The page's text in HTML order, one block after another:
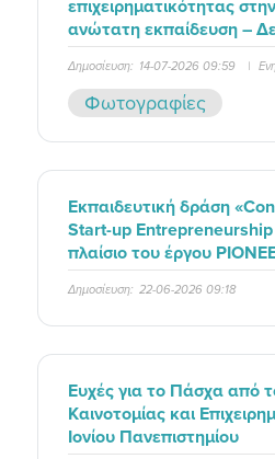
επιχειρηματικότητας
ανώτατη εκπαίδευση –
Δημοσίευση: 14-07-2026 09:59 |
Φωτογραφίες
Εκπαιδευτική δράση
Start-up
πλαίσιο του έργου
Δημοσίευση: 22-06-2026 09:18
Ευχές για το Πάσχα από
Καινοτομίας και
Ιονίου Πανεπιστημίου